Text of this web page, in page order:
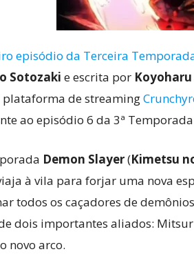
episódio da Terceira
Sotozaki e escrita por
plataforma de streaming
ao episódio 6 da 3ª
Demon Slayer(Kimetsu
à vila para forjar uma nova
todos os caçadores de
dois importantes aliados:
novo arco.